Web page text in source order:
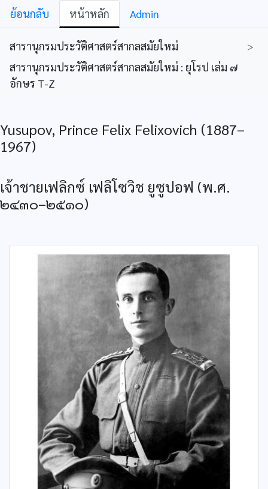
ย้อนกลับ หน้าหลัก Admin
สารานุกรมประวัติศาสตร์สากลสมัยใหม่
>
สารานุกรมประวัติศาสตร์สากลสมัยใหม่ : ยุโรป เล่ม ๗
อักษร T-Z
Yusupov, Prince Felix Felixovich (1887–
1967)
เจ้าชายเฟลิกซ์ เฟลิโซวิช ยูซูปอฟ (พ.ศ.
๒๔๓๐–๒๕๑๐)